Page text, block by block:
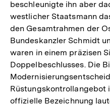
beschleunigte ihn aber
westlicher Staatsmann
den Gesamtrahmen der
Bundeskanzler Schmidt
waren in einem präzisen
Doppelbeschlusses. Die
Rüstungskontrollangebot
offizielle Bezeichnung